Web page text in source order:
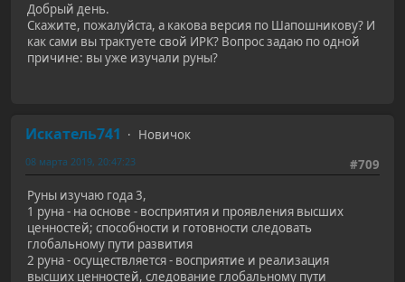
Добрый день.
Скажите, пожалуйста, а какова версия по Шапошникову? И
как сами вы трактуете свой ИРК? Вопрос задаю по одной
причине: вы уже изучали руны?
Искатель741
Новичок
#709
08 марта 2019, 20:47:23
Руны изучаю года 3,
1 руна - на основе - восприятия и проявления высших
ценностей; способности и готовности следовать
глобальному пути развития
2 руна - осуществляется - восприятие и реализация
высших ценностей, следование глобальному пути